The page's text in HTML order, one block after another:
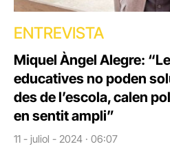
ENTREVISTA
Miquel Àngel Alegre:
educatives no poden
des de l’escola, calen
en sentit ampli”
11 - juliol - 2024 · 06:07